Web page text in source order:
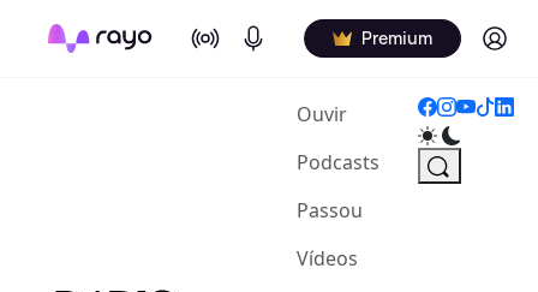
On Air Podcasts Premium Log in
Ouvir(current)
Podcasts
Passou
Vídeos